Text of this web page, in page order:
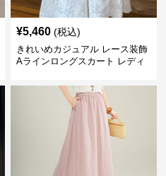
¥5,460 (税込)
きれいめカジュアル レース装飾
Aラインロングスカート レディ
夏向け ウエストゴム 華奢見えフ